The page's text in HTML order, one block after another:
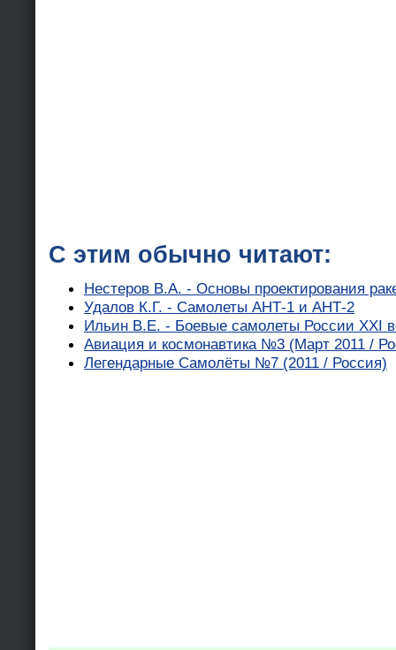
С этим обычно читают:
Нестеров В.А. - Основы проектирования
Удалов К.Г. - Самолеты АНТ-1 и АНТ-2
Ильин В.Е. - Боевые самолеты России XXI
Авиация и космонавтика №3 (Март 2011 /
Легендарные Самолёты №7 (2011 / Россия)